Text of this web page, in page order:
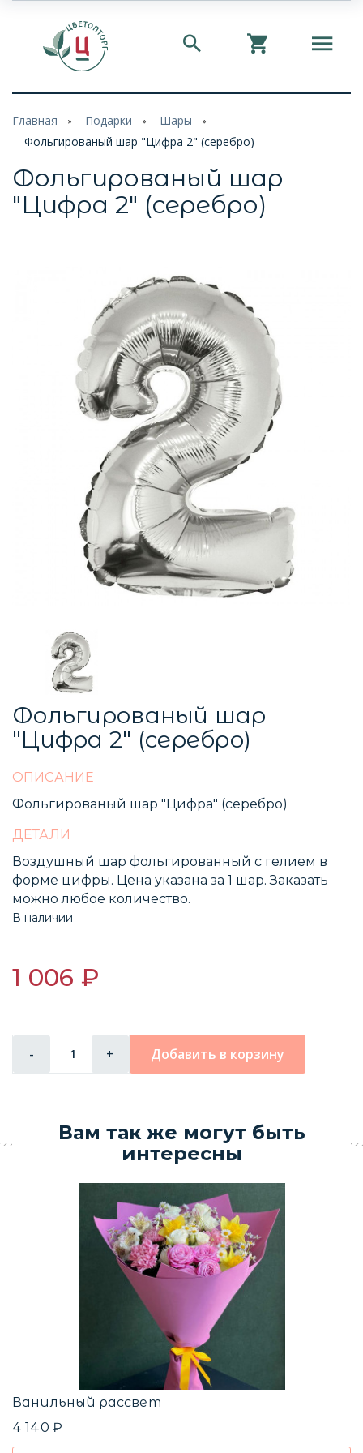
Главная Подарки
Шары
Фольгированый шар "Цифра 2" (серебро)
Фольгированый шар
"Цифра 2" (серебро)
Фольгированый шар
"Цифра 2" (серебро)
ОПИСАНИЕ
Фольгированый шар "Цифра" (серебро)
ДЕТАЛИ
Воздушный шар фольгированный с гелием в
форме цифры. Цена указана за 1 шар. Заказать
можно любое количество.
В наличии
1 006 ₽
- + Добавить в корзину
Вам так же могут быть
интересны
Ванильный рассвет
4 140 ₽